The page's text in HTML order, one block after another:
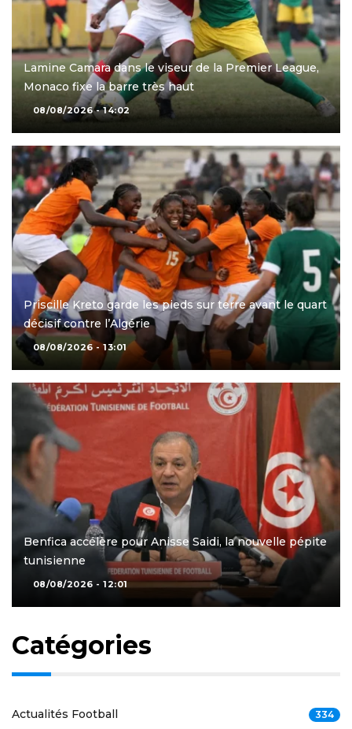
Lamine Camara dans le viseur de la Premier League,
Monaco fixe la barre très haut
08/08/2026 - 14:02
Priscille Kreto garde les pieds sur terre avant le quart
décisif contre l’Algérie
08/08/2026 - 13:01
Benfica accélère pour Anisse Saidi, la nouvelle pépite
tunisienne
08/08/2026 - 12:01
Catégories
Actualités Football 334